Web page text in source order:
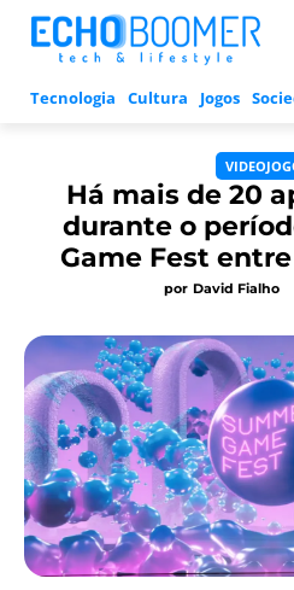
Tecnologia Cultura Jogos
Há mais de 20
durante o
Game Fest
por David Fialho